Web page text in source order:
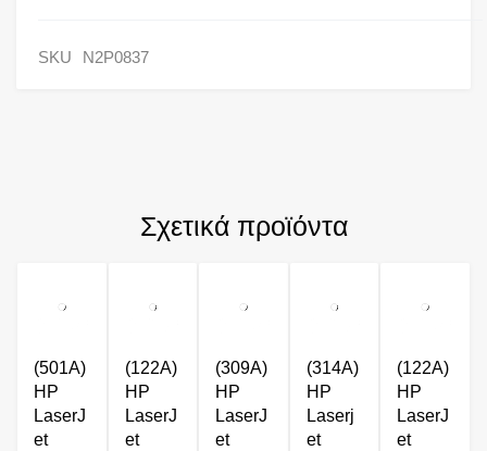
SKU N2P0837
Σχετικά προϊόντα
(501A)
HP
LaserJ
et
(122A)
HP
LaserJ
et
(309A)
HP
LaserJ
et
(314A)
HP
Laserj
et
(122A)
HP
LaserJ
et